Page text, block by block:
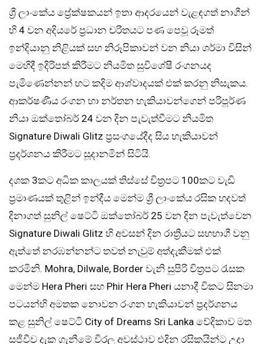
ශ්‍රී ලාංකේය ප්‍රේක්ෂකයන් ඉතා ආදරයෙන් වැළඳගත් නාගීන්
හි 4 වන අදියරේ ප්‍රධාන චරිතයට පණ පෙවූ රූමත්
ඉන්දියානු නිළියක් සහ නිරූපිකාවන් වන නියා ශර්මා විසින්
මෙහිදී ඉදිරිපත් කිරීමට නියමිත සුවිශේෂී රංගනයද
පැමිණෙන්නන් හට කදිම ආශ්වාදයක් එක් කරනු නිසැකය.
ආකර්ෂණීය රංගන හා නර්තන හැකියාවන්ගෙන් පරිපූර්ණ
නියා ඔක්තෝබර් 24 වන දින පැවැත්වීමට නියමිත
Signature Diwali Glitz ප්‍රසංගයේදීද සිය හැකියාවන්
ප්‍රදර්ශනය කිරීමට සූදානමින් සිටියි.
දශක 3කට අධික කාලයක් තිස්සේ චිත්‍රපට 100කට වැඩි
ප්‍රමාණයක් තුළින් ඉන්දීය මෙන්ම ශ්‍රී ලාංකේය රසික හදවත්
දිනාගත් සුනිල් ෂෙට්ටි ඔක්තෝබර් 25 වන දින පැවැත්වෙන
Signature Diwali Glitz හි අවසන් දින රාත්‍රියට සහභාගී වනු
ඇත්තේ නරඹන්නන්ට තවත් නැවුම් අත්දැකීමක් එක්
කරමිනි. Mohra, Dilwale, Border වැනි සුපිරි චිත්‍රපට රැසක
මෙන්ම Hera Pheri සහ Phir Hera Pheri යනාදී විකට සිනමා
පටයන්හි අමතක නොවන රංගන හැකියාවන් ප්‍රදර්ශනය
කළ සුනිල් ෂෙට්ටි City of Dreams Sri Lanka වේදිකාව මත
සජීවීව දැක ගැනීමේ විරල අවස්ථාව එදින රසිකයින්ට උදා